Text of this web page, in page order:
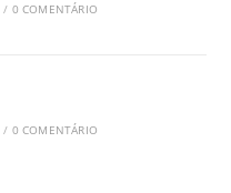
/ 0 COMENTÁRIO
/ 0 COMENTÁRIO